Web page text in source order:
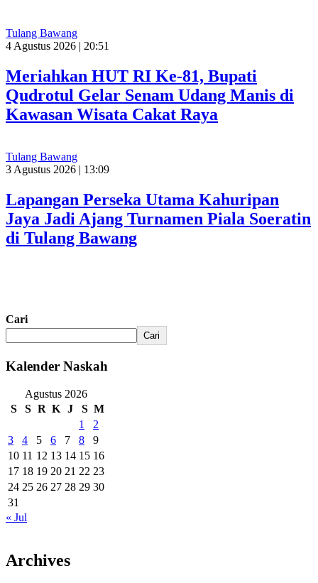
Tulang Bawang
4 Agustus 2026 | 20:51
Meriahkan HUT RI Ke-81, Bupati
Qudrotul Gelar Senam Udang Manis di
Kawasan Wisata Cakat Raya
Tulang Bawang
3 Agustus 2026 | 13:09
Lapangan Perseka Utama Kahuripan
Jaya Jadi Ajang Turnamen Piala Soeratin
di Tulang Bawang
Cari
Cari
Kalender Naskah
Agustus 2026
S
S R K J S M
1
2
3
4 5 6 7 8
9
10 11 12 13 14 15 16
17 18 19 20 21 22 23
24 25 26 27 28 29 30
31
« Jul
Archives